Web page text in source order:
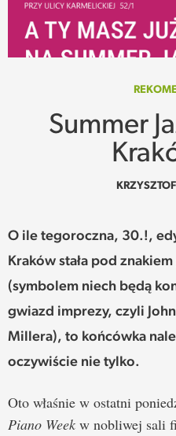
SUBIEKTYWNIE
SPOTKANIE
REKOMENDACJE
TEKSTY Z MIESIĘCZNIKA
PODCAST
Summer
O ile tegoroczna, 30.!,
Kraków stała pod
(symbolem niech będą
gwiazd imprezy, czyli
Millera), to końcówka
oczywiście nie tylko.
Oto właśnie w ostatni
Piano Week w nobliwej sali